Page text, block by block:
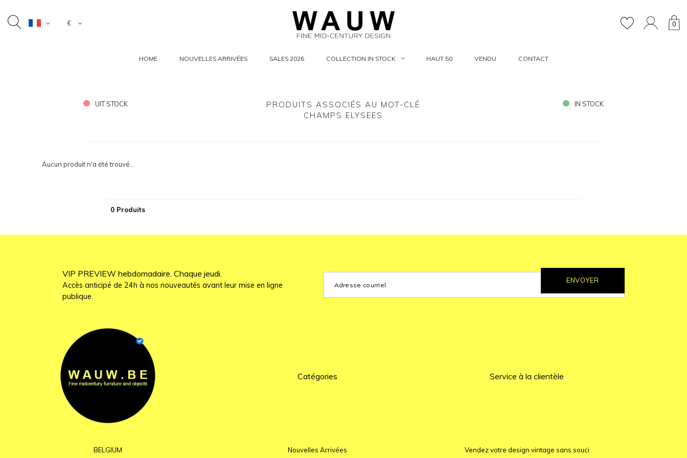
€ 0
HOME NOUVELLES ARRIVÉES SALES 2026 COLLECTION IN STOCK HAUT 50 VENDU CONTACT
UIT STOCK
PRODUITS ASSOCIÉS AU MOT-CLÉ
CHAMPS ELYSEES
IN STOCK
Aucun produit n'a été trouvé...
0 Produits
VIP PREVIEW hebdomadaire. Chaque jeudi.
Accès anticipé de 24h à nos nouveautés avant leur mise en ligne
publique.
ENVOYER
BELGIUM
Catégories
Nouvelles Arrivées
Service à la clientèle
Vendez votre design vintage sans souci